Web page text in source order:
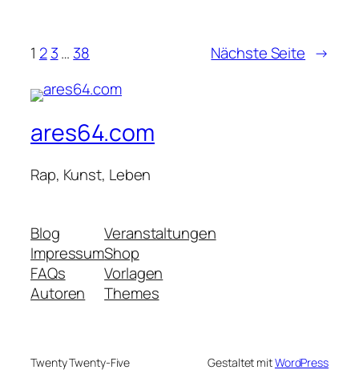
1 2 3… 38 Nächste Seite →
ares64.com
Rap, Kunst, Leben
Blog
Impressum
FAQs
Autoren
Veranstaltungen
Shop
Vorlagen
Themes
Twenty Twenty-Five Gestaltet mitWordPress